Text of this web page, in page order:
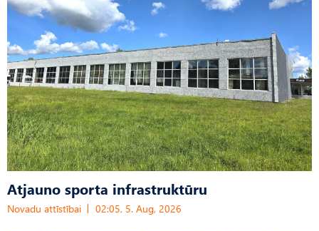
Atjauno sporta infrastruktūru
Novadu attīstībai 02:05, 5. Aug, 2026